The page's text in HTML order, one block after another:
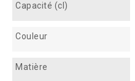
Capacité (cl)
Couleur
Matière